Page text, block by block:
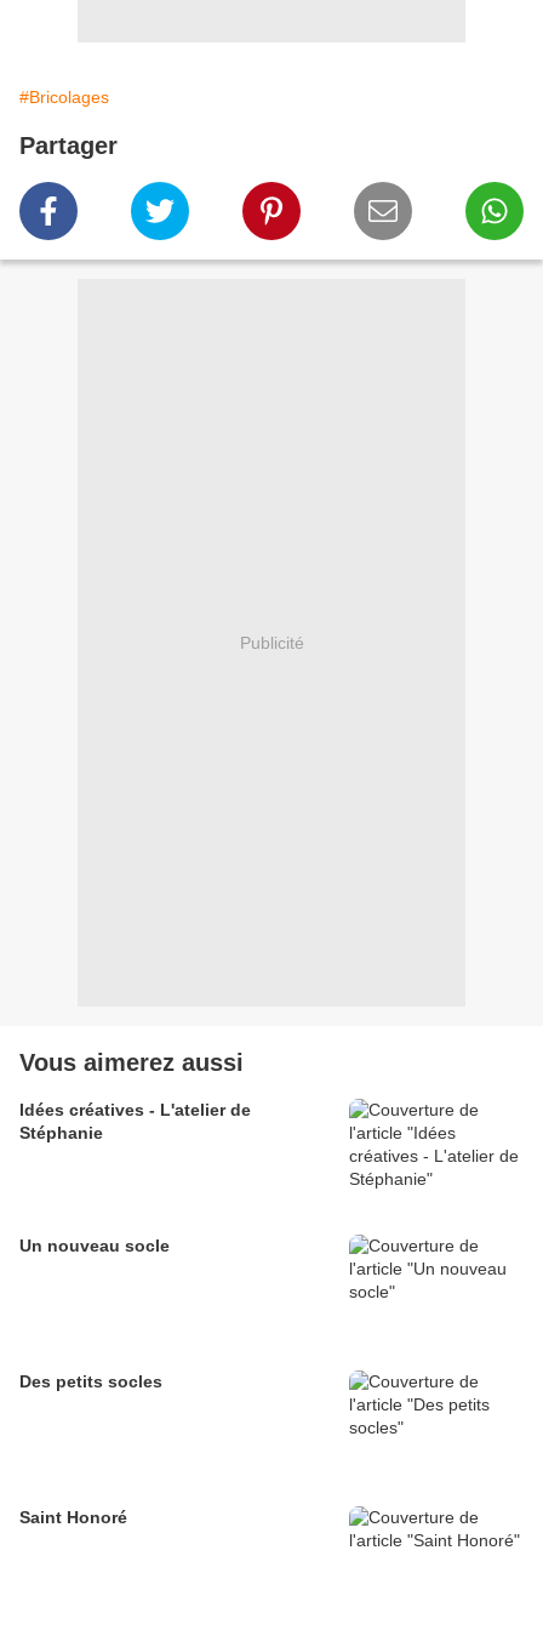
#Bricolages
Partager
Publicité
Vous aimerez aussi
Idées créatives - L'atelier de
Stéphanie
Un nouveau socle
Des petits socles
Saint Honoré